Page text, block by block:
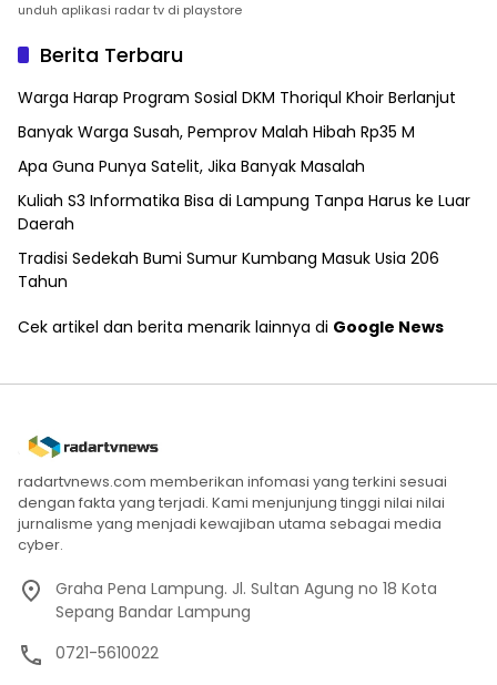
unduh aplikasi radar tv di playstore
Berita Terbaru
Warga Harap Program Sosial DKM Thoriqul Khoir Berlanjut
Banyak Warga Susah, Pemprov Malah Hibah Rp35 M
Apa Guna Punya Satelit, Jika Banyak Masalah
Kuliah S3 Informatika Bisa di Lampung Tanpa Harus ke Luar
Daerah
Tradisi Sedekah Bumi Sumur Kumbang Masuk Usia 206
Tahun
Cek artikel dan berita menarik lainnya di Google News
radartvnews.com memberikan infomasi yang terkini sesuai
dengan fakta yang terjadi. Kami menjunjung tinggi nilai nilai
jurnalisme yang menjadi kewajiban utama sebagai media
cyber.
Graha Pena Lampung. Jl. Sultan Agung no 18 Kota
Sepang Bandar Lampung
0721-5610022